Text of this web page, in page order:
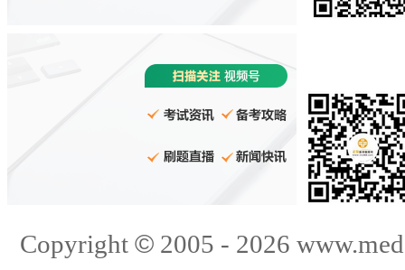
Copyright ©2005 - 2026